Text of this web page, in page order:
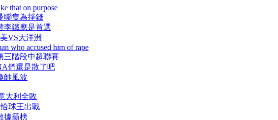
that on purpose
聯隻為掙錢
李鐵應是首選
VS大洋洲
who accused him of rape
三階段中超聯賽
們還是散了吧
帥風波
大利全敗
恰球王出戰
據霸榜